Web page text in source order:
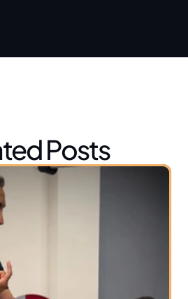
Posts